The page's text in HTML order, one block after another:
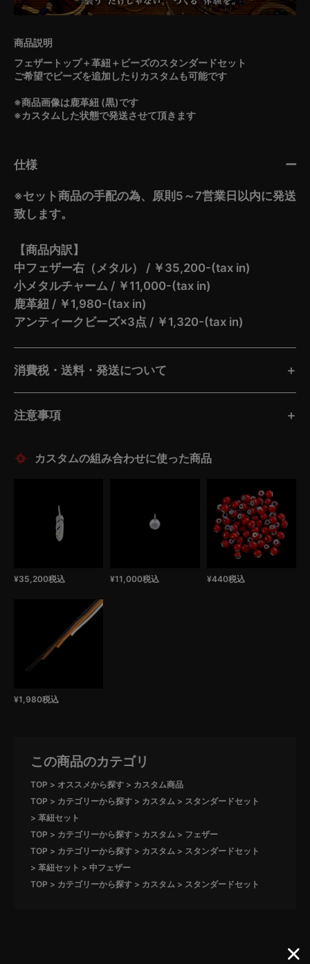
フェザートップ＋革紐＋ビーズのスタンダードセット
ご希望でビーズを追加したりカスタムも可能です
※商品画像は鹿革紐 (黒)です
※カスタムした状態で発送させて頂きます
仕様
※セット商品の手配の為、原則5～7営業日以内に発送
致します。
【商品内訳】
中フェザー右（メタル） / ￥35,200-(tax in)
小メタルチャーム / ￥11,000-(tax in)
鹿革紐 / ￥1,980-(tax in)
アンティークビーズ×3点 / ￥1,320-(tax in)
消費税・送料・発送について
注意事項
¥35,200税込 ¥11,000税込 ¥440税込
¥1,980税込
この商品のカテゴリ
TOP オススメから探す
カスタム商品
TOP
カテゴリーから探す カスタム
スタンダードセット
革紐セット
TOP
カテゴリーから探す カスタム
フェザー
TOP
カテゴリーから探す カスタム
スタンダードセット
革紐セット
中フェザー
TOP
カテゴリーから探す カスタム スタンダードセット